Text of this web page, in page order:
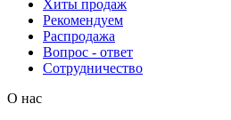
Хиты продаж
Рекомендуем
Распродажа
Вопрос - ответ
Сотрудничество
О нас